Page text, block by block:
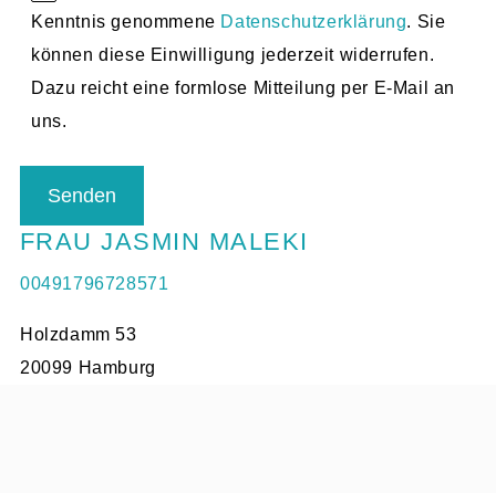
Kenntnis genommene Datenschutzerklärung. Sie
können diese Einwilligung jederzeit widerrufen.
Dazu reicht eine formlose Mitteilung per E-Mail an
uns.
FRAU JASMIN MALEKI
00491796728571
Holzdamm 53
20099 Hamburg